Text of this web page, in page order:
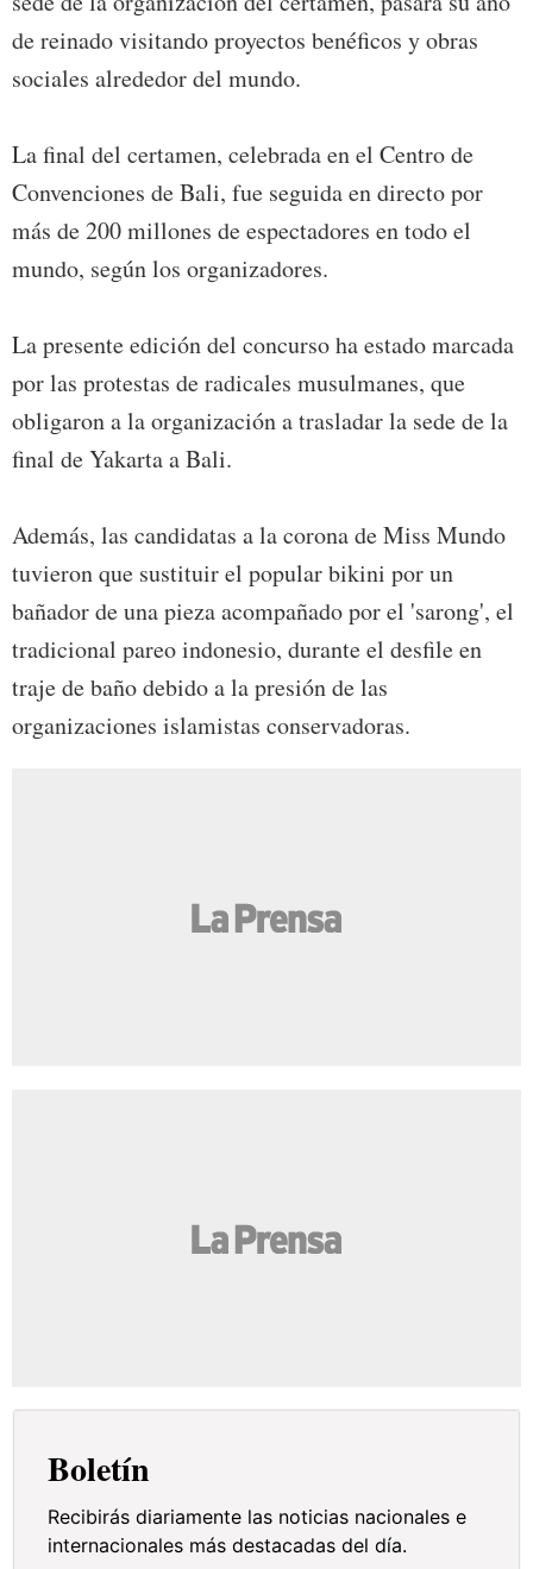
de reinado visitando proyectos benéficos y obras
sociales alrededor del mundo.
La final del certamen, celebrada en el Centro de
Convenciones de Bali, fue seguida en directo por
más de 200 millones de espectadores en todo el
mundo, según los organizadores.
La presente edición del concurso ha estado marcada
por las protestas de radicales musulmanes, que
obligaron a la organización a trasladar la sede de la
final de Yakarta a Bali.
Además, las candidatas a la corona de Miss Mundo
tuvieron que sustituir el popular bikini por un
bañador de una pieza acompañado por el 'sarong', el
tradicional pareo indonesio, durante el desfile en
traje de baño debido a la presión de las
organizaciones islamistas conservadoras.
Boletín
Recibirás diariamente las noticias nacionales e
internacionales más destacadas del día.